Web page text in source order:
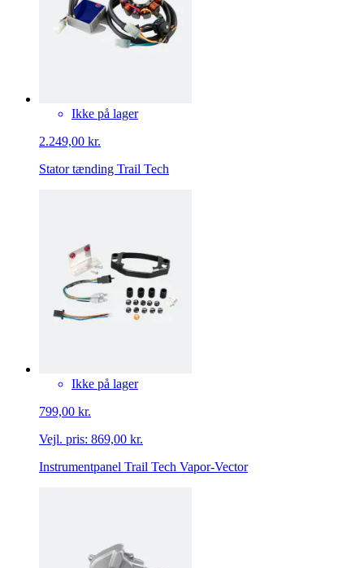
Ikke på lager
2.249,00 kr.
Stator tænding Trail Tech
Ikke på lager
799,00 kr.
Vejl. pris: 869,00 kr.
Instrumentpanel Trail Tech Vapor-Vector